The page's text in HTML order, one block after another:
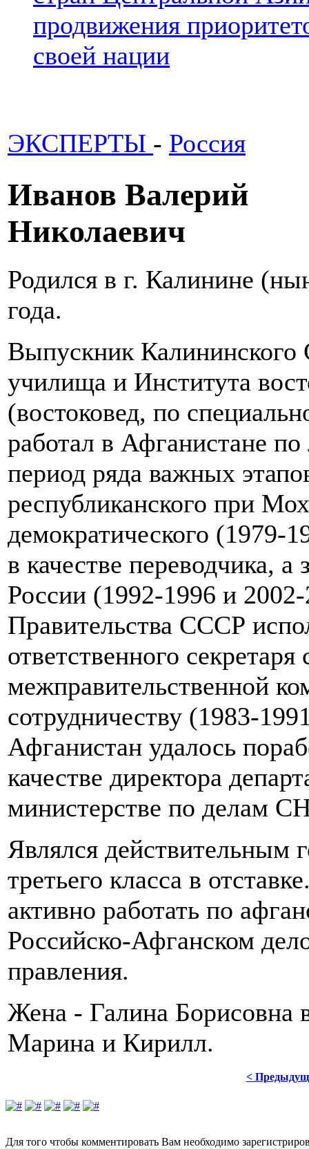
продвижения
своей нации
ЭКСПЕРТЫ - Россия
Иванов Валерий
Николаевич
Родился в г. Калинине
года.
Выпускник Калининского
училища и Института
(востоковед, по
работал в Афганистане
период ряда важных
республиканского при
демократического (1979-
в качестве переводчика, а
России (1992-1996 и
Правительства СССР
ответственного
межправительственной
сотрудничеству (1983-
Афганистан удалось
качестве директора
министерстве по делам
Являлся действительным
третьего класса в
активно работать по
Российско-Афганском
правления.
Жена - Галина Борисовна
Марина и Кирилл.
<
Для того чтобы комментировать Вам необходимо